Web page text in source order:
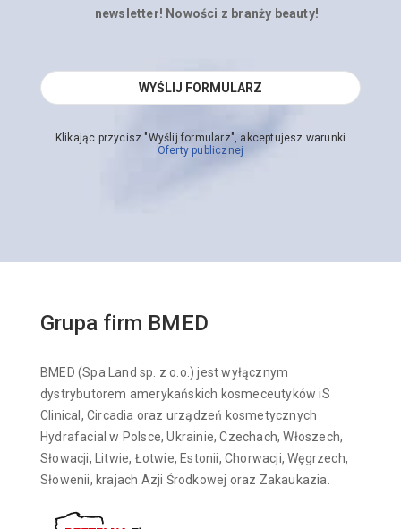
newsletter! Nowości z branży beauty!
Klikając przycisz "Wyślij formularz", akceptujesz warunki
Oferty publicznej
Grupa firm BMED
BMED (Spa Land sp. z o.o.) jest wyłącznym
dystrybutorem amerykańskich kosmeceutyków iS
Clinical, Circadia oraz urządzeń kosmetycznych
Hydrafacial w Polsce, Ukrainie, Czechach, Włoszech,
Słowacji, Litwie, Łotwie, Estonii, Chorwacji, Węgrzech,
Słowenii, krajach Azji Środkowej oraz Zakaukazia.